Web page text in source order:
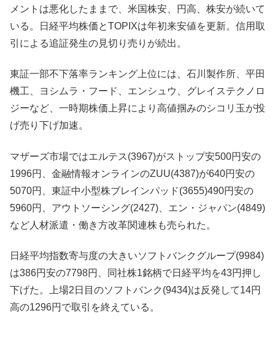
メントは悪化したままで、米国株安、円高、株安が続いて
いる。日経平均株価とTOPIXは年初来安値を更新。信用取
引による追証発生の見切り売りが続出。
東証一部不下落率ランキング上位には、石川製作所、平田
機工、ヨシムラ・フード、エンシュウ、グレイステクノロ
ジーなど、一時期株価上昇により高値掴みのシコリ玉が投
げ売り下げ加速。
マザーズ市場ではエルテス(3967)がストップ安500円安の
1996円、金融情報オンラインのZUU(4387)が640円安の
5070円、東証中小型株ブレインパッド(3655)490円安の
5960円、アウトソーシング(2427)、エン・ジャパン(4849)
など人材派遣・働き方改革関連株も売られた。
日経平均指数寄与度の大きいソフトバンクグループ(9984)
は386円安の7798円、同社株1銘柄で日経平均を43円押し
下げた。上場2日目のソフトバンク(9434)は反発して14円
高の1296円で取引を終えている。